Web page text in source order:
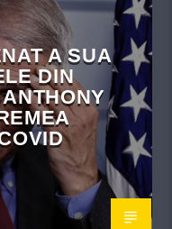
A SUA
DIN